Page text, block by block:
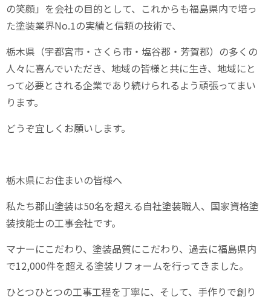
の笑顔」を会社の目的として、これからも福島県内で培っ
た塗装業界No.1の実績と信頼の技術で、
栃木県（宇都宮市・さくら市・塩谷郡・芳賀郡）の多くの
人々に喜んでいただき、地域の皆様と共に生き、地域にと
って必要とされる企業であり続けられるよう頑張ってまい
ります。
どうぞ宜しくお願いします。
栃木県にお住まいの皆様へ
私たち郡山塗装は50名を超える自社塗装職人、国家資格塗
装技能士の工事会社です。
マナーにこだわり、塗装品質にこだわり、過去に福島県内
で12,000件を超える塗装リフォームを行ってきました。
ひとつひとつの工事工程を丁寧に、そして、手作りで創り